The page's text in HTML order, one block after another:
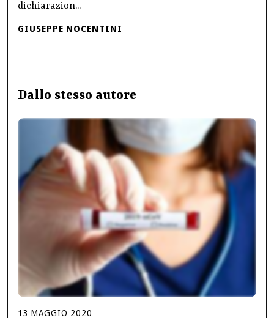
dichiarazion...
GIUSEPPE NOCENTINI
Dallo stesso autore
13 MAGGIO 2020